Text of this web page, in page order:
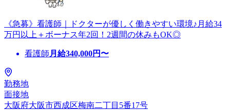
《急募》看護師｜ドクターが優しく働きやすい環境♪月給34
万円以上＋ボーナス年2回！2週間の休みもOK◎
看護師 月給340,000円〜
勤務地
面接地
大阪府大阪市西成区梅南二丁目5番17号